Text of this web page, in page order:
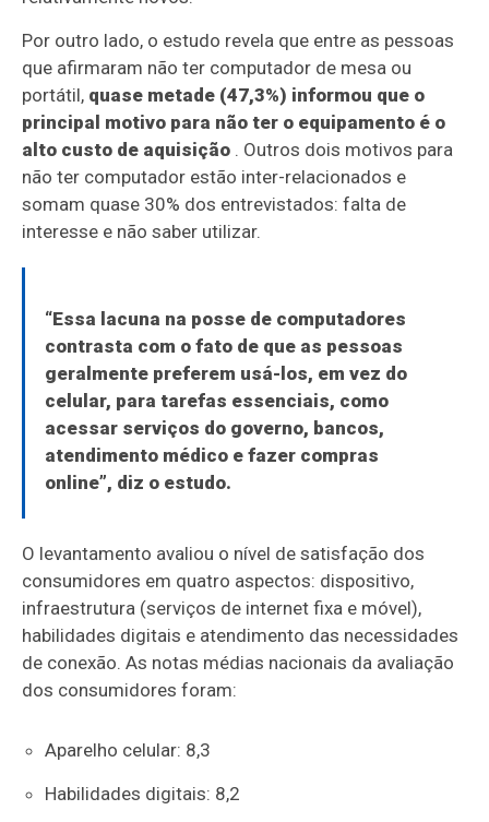
Por outro lado, o estudo revela que entre as pessoas
que afirmaram não ter computador de mesa ou
portátil, quase metade (47,3%) informou que o
principal motivo para não ter o equipamento é o
alto custo de aquisição . Outros dois motivos para
não ter computador estão inter-relacionados e
somam quase 30% dos entrevistados: falta de
interesse e não saber utilizar.
“Essa lacuna na posse de computadores
contrasta com o fato de que as pessoas
geralmente preferem usá-los, em vez do
celular, para tarefas essenciais, como
acessar serviços do governo, bancos,
atendimento médico e fazer compras
online”, diz o estudo.
O levantamento avaliou o nível de satisfação dos
consumidores em quatro aspectos: dispositivo,
infraestrutura (serviços de internet fixa e móvel),
habilidades digitais e atendimento das necessidades
de conexão. As notas médias nacionais da avaliação
dos consumidores foram:
Aparelho celular: 8,3
Habilidades digitais: 8,2